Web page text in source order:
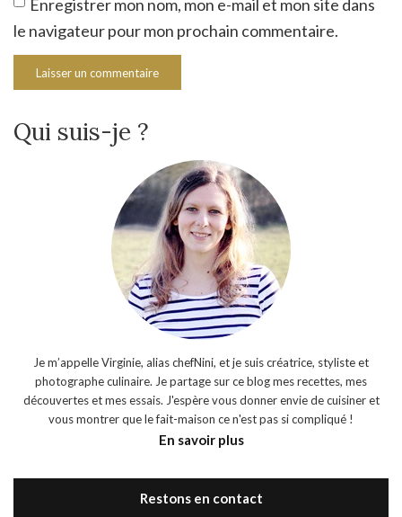
Enregistrer mon nom, mon e-mail et mon site dans
le navigateur pour mon prochain commentaire.
Qui suis-je ?
Je m’appelle Virginie, alias chefNini, et je suis créatrice, styliste et
photographe culinaire. Je partage sur ce blog mes recettes, mes
découvertes et mes essais. J'espère vous donner envie de cuisiner et
vous montrer que le fait-maison ce n'est pas si compliqué !
En savoir plus
Restons en contact